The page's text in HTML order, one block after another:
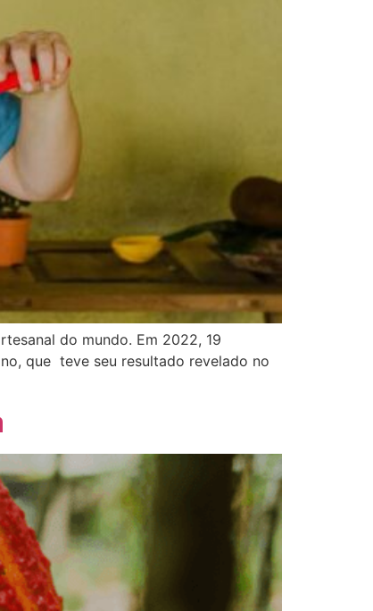
do mundo. Em 2022, 19
que teve seu resultado revelado no